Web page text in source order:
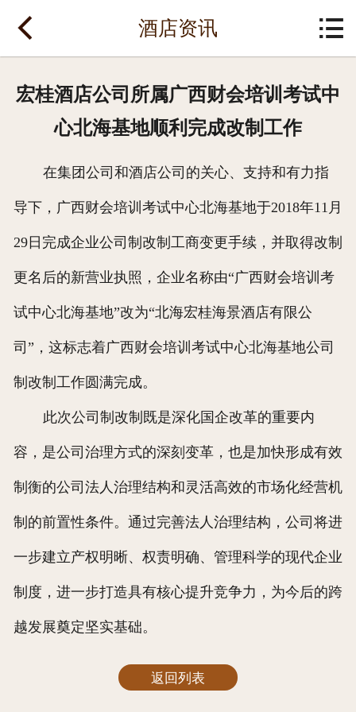
关于酒店
党建工作
温馨客房
餐饮美食
酒店预订
联系我们
 酒店资讯 
宏桂酒店公司所属广西财会培训考试中
心北海基地顺利完成改制工作
在集团公司和酒店公司的关心、支持和有力指
导下，广西财会培训考试中心北海基地于2018年11月
29日完成企业公司制改制工商变更手续，并取得改制
更名后的新营业执照，企业名称由“广西财会培训考
试中心北海基地”改为“北海宏桂海景酒店有限公
司”，这标志着广西财会培训考试中心北海基地公司
制改制工作圆满完成。
此次公司制改制既是深化国企改革的重要内
容，是公司治理方式的深刻变革，也是加快形成有效
制衡的公司法人治理结构和灵活高效的市场化经营机
制的前置性条件。通过完善法人治理结构，公司将进
一步建立产权明晰、权责明确、管理科学的现代企业
制度，进一步打造具有核心提升竞争力，为今后的跨
越发展奠定坚实基础。
返回列表